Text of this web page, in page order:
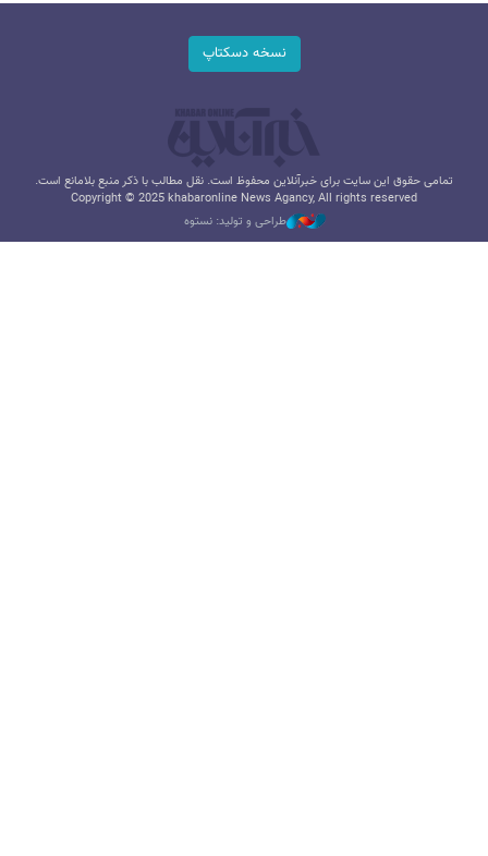
نسخه دسکتاپ
تمامی حقوق این سایت برای خبرآنلاین محفوظ است. نقل مطالب با ذکر منبع بلامانع است.
Copyright © 2025 khabaronline News Agancy, All rights reserved
طراحی و تولید: نستوه